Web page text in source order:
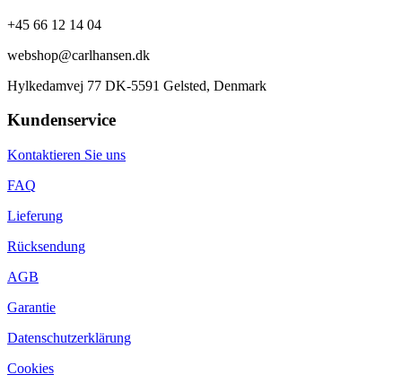
+45 66 12 14 04
webshop@carlhansen.dk
Hylkedamvej 77 DK-5591 Gelsted, Denmark
Kundenservice
Kontaktieren Sie uns
FAQ
Lieferung
Rücksendung
AGB
Garantie
Datenschutzerklärung
Cookies